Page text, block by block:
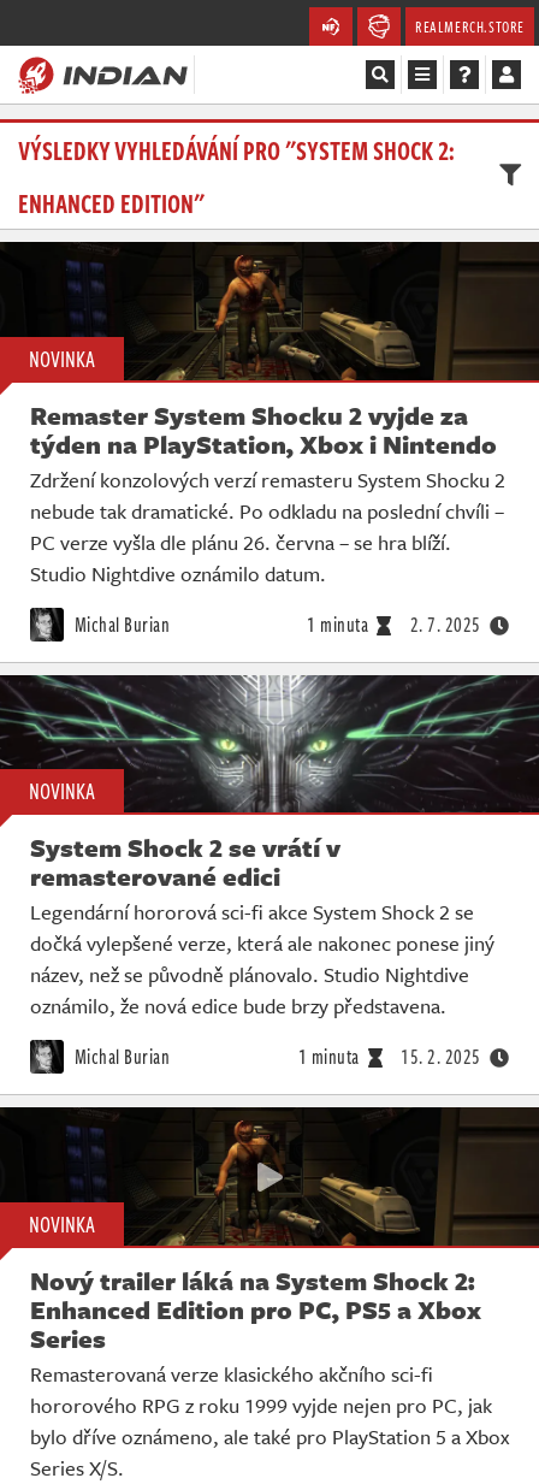
REALMERCH.STORE
Magazín
Recenze
Soutěže
Databáze
Komunita
Redakce
Živě
VÝSLEDKY VYHLEDÁVÁNÍ PRO "SYSTEM SHOCK 2:
ENHANCED EDITION"
NOVINKA
Remaster System Shocku 2 vyjde za
týden na PlayStation, Xbox i Nintendo
Zdržení konzolových verzí remasteru System Shocku 2
nebude tak dramatické. Po odkladu na poslední chvíli –
PC verze vyšla dle plánu 26. června – se hra blíží.
Studio Nightdive oznámilo datum.
Michal Burian 1 minuta 2. 7. 2025
NOVINKA
System Shock 2 se vrátí v
remasterované edici
Legendární hororová sci-fi akce System Shock 2 se
dočká vylepšené verze, která ale nakonec ponese jiný
název, než se původně plánovalo. Studio Nightdive
oznámilo, že nová edice bude brzy představena.
Michal Burian 1 minuta 15. 2. 2025
NOVINKA
Nový trailer láká na System Shock 2:
Enhanced Edition pro PC, PS5 a Xbox
Series
Remasterovaná verze klasického akčního sci-fi
hororového RPG z roku 1999 vyjde nejen pro PC, jak
bylo dříve oznámeno, ale také pro PlayStation 5 a Xbox
Series X/S.